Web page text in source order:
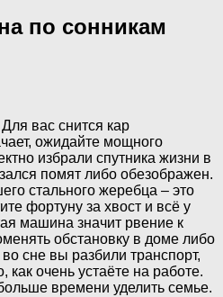
по сонникам
вас снится кар
ожидайте мощного
избрали спутника жизни в
помят либо обезображен.
стального жеребца – это
фортуну за хвост и всё у
машина значит рвение к
обстановку в доме либо
сне вы разбили транспорт,
как очень устаёте на работе.
времени уделить семье.